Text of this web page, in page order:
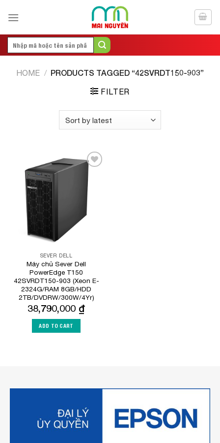
Search
HOME / PRODUCTS TAGGED “42SVRDT150-903”
FILTER
Add to
Wishlist
SEVER DELL
Máy chủ Sever Dell
PowerEdge T150
42SVRDT150-903 (Xeon E-
2324G/RAM 8GB/HDD
2TB/DVDRW/300W/4Yr)
38,790,000 ₫
ADD TO CART